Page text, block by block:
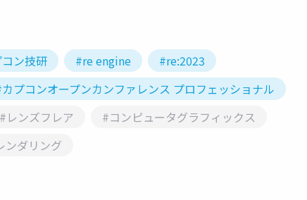
ン技研 #re engine
#re:2023
プコンオープンカンファレンス プロフェッショナル
#レンズフレア
#コンピュータグラフィックス
ンダリング